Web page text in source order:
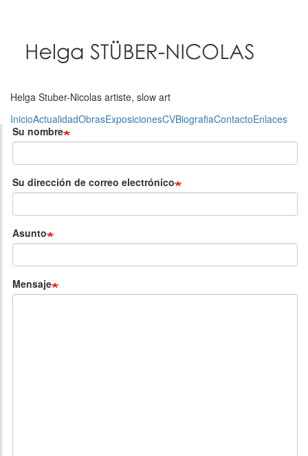
principal
Helga Stuber-Nicolas artiste, slow art
InicioActualidadObrasExposicionesCVBiografiaContactoEnlaces
Su nombre
Su dirección de correo electrónico
Asunto
Mensaje